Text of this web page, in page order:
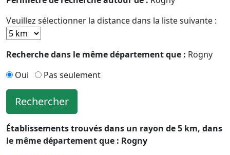
Veuillez sélectionner la distance dans la liste suivante :
Recherche dans le même département que : Rogny
Oui
Pas seulement
Rechercher
Établissements trouvés dans un rayon de 5 km, dans
le même département que : Rogny